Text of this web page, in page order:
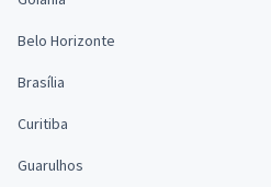
Belo Horizonte
Brasília
Curitiba
Guarulhos